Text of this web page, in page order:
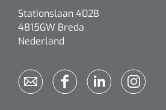
Stationslaan 402B
4815GW Breda
Nederland